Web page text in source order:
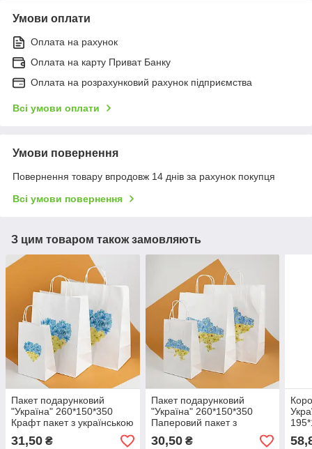
Умови оплати
Оплата на рахунок
Оплата на карту Приват Банку
Оплата на розрахунковий рахунок підприємства
Всі умови оплати
Умови повернення
Повернення товару впродовж 14 днів за рахунок покупця
Всі умови повернення
З цим товаром також замовляють
Пакет подарунковий
"Україна" 260*150*350
Крафт пакет з українською
символікою Подарункові
пакети української
31,50 ₴
Пакет подарунковий
"Україна" 260*150*350
Паперовий пакет з
патріотичним малюнком
карта України
30,50₴
для